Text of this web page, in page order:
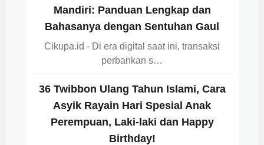
Mandiri: Panduan Lengkap dan
Bahasanya dengan Sentuhan Gaul
Cikupa.id - Di era digital saat ini, transaksi
perbankan s…
36 Twibbon Ulang Tahun Islami, Cara
Asyik Rayain Hari Spesial Anak
Perempuan, Laki-laki dan Happy
Birthday!